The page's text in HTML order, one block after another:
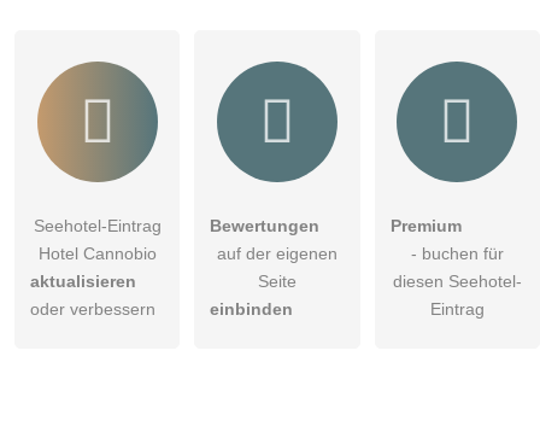
Seehotel-Eintrag
Hotel Cannobio
aktualisieren
oder verbessern
Bewertungen
auf der eigenen
Seite
einbinden
Premium
- buchen für
diesen Seehotel-
Eintrag